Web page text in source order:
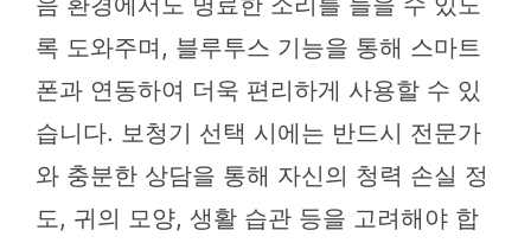
록 도와주며, 블루투스 기능을 통해 스마트
폰과 연동하여 더욱 편리하게 사용할 수 있
습니다. 보청기 선택 시에는 반드시 전문가
와 충분한 상담을 통해 자신의 청력 손실 정
도, 귀의 모양, 생활 습관 등을 고려해야 합